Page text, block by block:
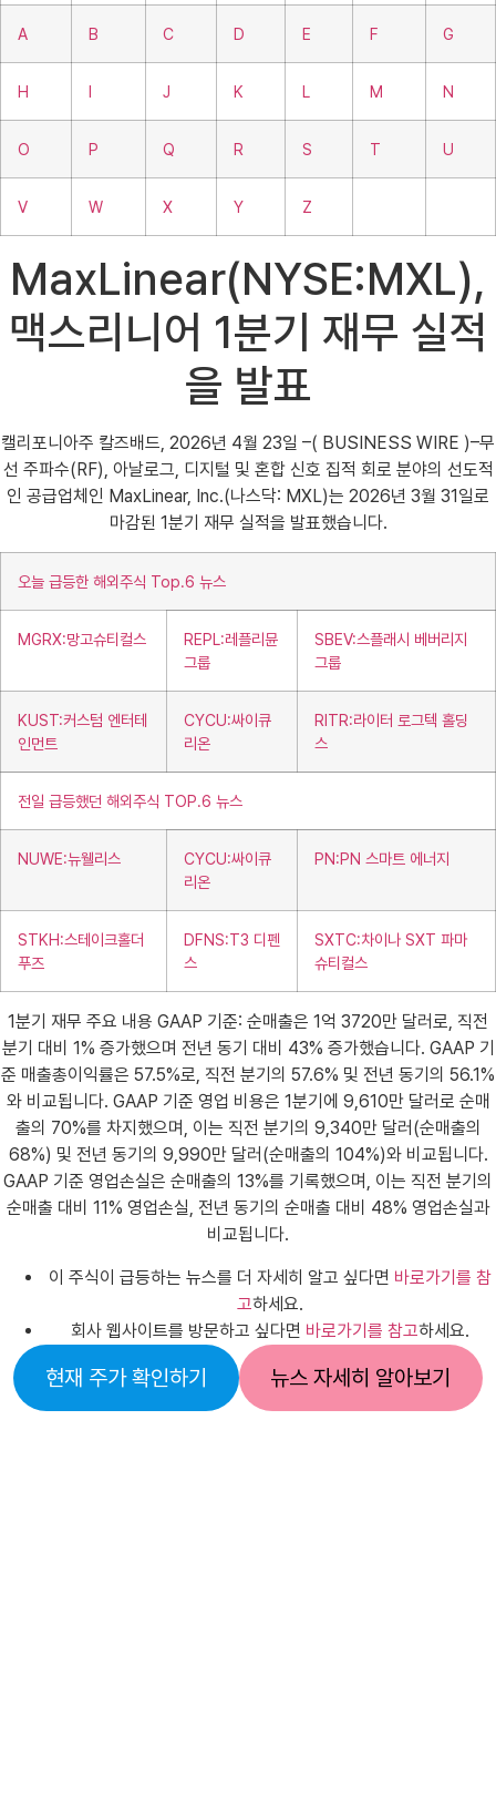
A B C D E F G
H I J K L M N
O P Q R S T U
V W X Y Z
MaxLinear(NYSE:MXL),
맥스리니어 1분기 재무 실적
을 발표
캘리포니아주 칼즈배드, 2026년 4월 23일 –( BUSINESS WIRE )–무
선 주파수(RF), 아날로그, 디지털 및 혼합 신호 집적 회로 분야의 선도적
인 공급업체인 MaxLinear, Inc.(나스닥: MXL)는 2026년 3월 31일로
마감된 1분기 재무 실적을 발표했습니다.
오늘 급등한 해외주식 Top.6 뉴스
MGRX:망고슈티컬스
REPL:레플리뮨
그룹
SBEV:스플래시 베버리지
그룹
KUST:커스텀 엔터테
인먼트
CYCU:싸이큐
리온
RITR:라이터 로그텍 홀딩
스
전일 급등했던 해외주식 TOP.6 뉴스
NUWE:뉴웰리스
CYCU:싸이큐
리온
PN:PN 스마트 에너지
STKH:스테이크홀더
푸즈
DFNS:T3 디펜
스
SXTC:차이나 SXT 파마
슈티컬스
1분기 재무 주요 내용 GAAP 기준: 순매출은 1억 3720만 달러로, 직전
분기 대비 1% 증가했으며 전년 동기 대비 43% 증가했습니다. GAAP 기
준 매출총이익률은 57.5%로, 직전 분기의 57.6% 및 전년 동기의 56.1%
와 비교됩니다. GAAP 기준 영업 비용은 1분기에 9,610만 달러로 순매
출의 70%를 차지했으며, 이는 직전 분기의 9,340만 달러(순매출의
68%) 및 전년 동기의 9,990만 달러(순매출의 104%)와 비교됩니다.
GAAP 기준 영업손실은 순매출의 13%를 기록했으며, 이는 직전 분기의
순매출 대비 11% 영업손실, 전년 동기의 순매출 대비 48% 영업손실과
비교됩니다.
이 주식이 급등하는 뉴스를 더 자세히 알고 싶다면 바로가기를 참
고하세요.
회사 웹사이트를 방문하고 싶다면 바로가기를 참고하세요.
현재 주가 확인하기 뉴스 자세히 알아보기